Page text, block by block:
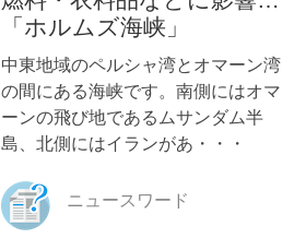
「ホルムズ海峡」
中東地域のペルシャ湾とオマーン湾
の間にある海峡です。南側にはオマ
ーンの飛び地であるムサンダム半
島、北側にはイランがあ・・・
ニュースワード